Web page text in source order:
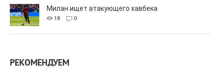
Милан ищет атакующего хавбека
18 0
РЕКОМЕНДУЕМ